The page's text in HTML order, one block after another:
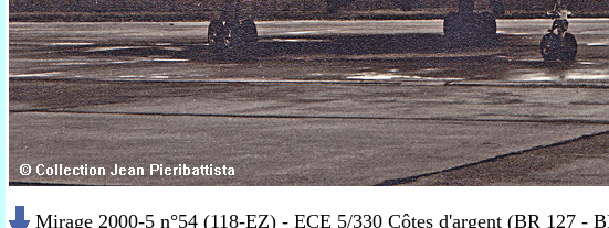
Mirage 2000-5 n°54 (118-EZ) - ECE 5/330 Côtes d'argent (BR 127 -